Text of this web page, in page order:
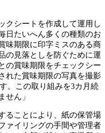
クシートを作成して運用し
日たいへん多くの種類のお
味期限に印字ミスのある商
の見落としを防ぐために運
の賞味期限をチェックシー
れた賞味期限の写真を撮影
。この取り組みを3カ月続
せん」
ることにより、紙の保管場
ァイリングの手間や管理者